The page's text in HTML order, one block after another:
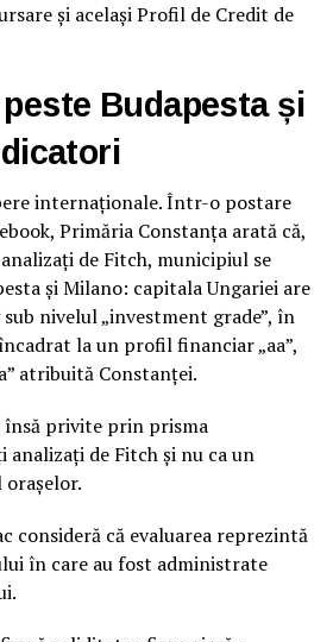
și același Profil de Credit de
Budapesta și
internaționale. Într-o postare
Primăria Constanța arată că,
de Fitch, municipiul se
și Milano: capitala Ungariei are
nivelul „investment grade”, în
la un profil financiar „aa”,
atribuită Constanței.
privite prin prisma
de Fitch și nu ca un
orașelor.
consideră că evaluarea reprezintă
în care au fost administrate